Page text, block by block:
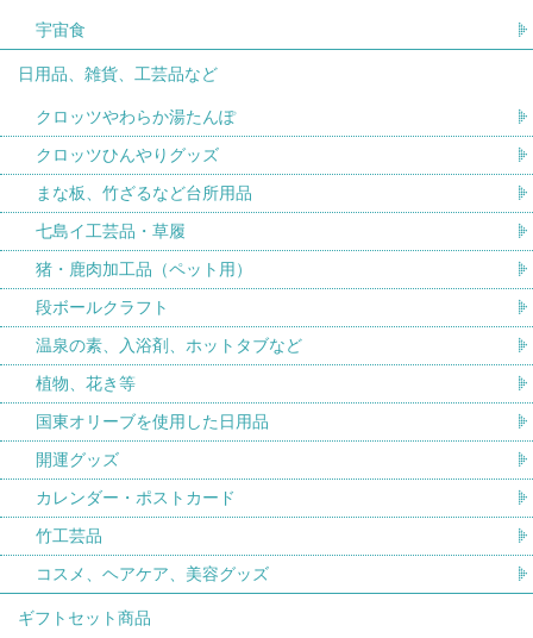
宇宙食
日用品、雑貨、工芸品など
クロッツやわらか湯たんぽ
クロッツひんやりグッズ
まな板、竹ざるなど台所用品
七島イ工芸品・草履
猪・鹿肉加工品（ペット用）
段ボールクラフト
温泉の素、入浴剤、ホットタブなど
植物、花き等
国東オリーブを使用した日用品
開運グッズ
カレンダー・ポストカード
竹工芸品
コスメ、ヘアケア、美容グッズ
ギフトセット商品